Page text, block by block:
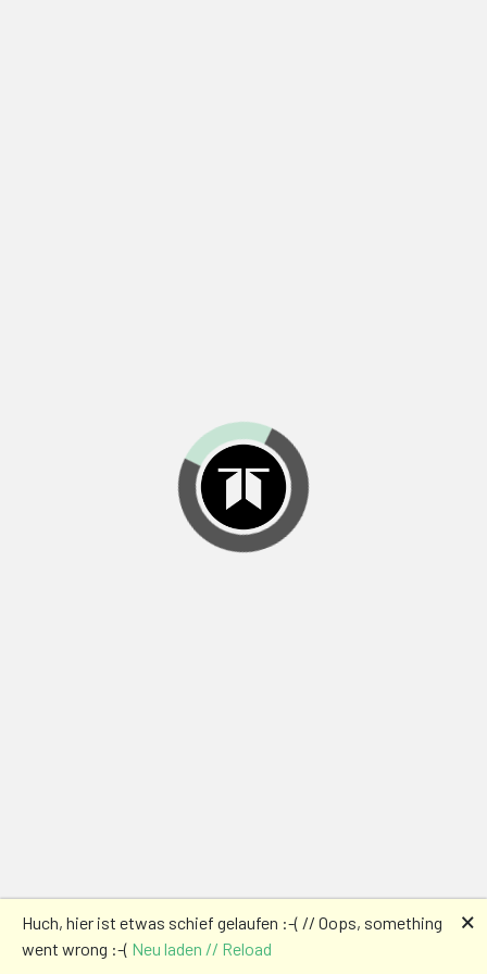
Huch, hier ist etwas schief gelaufen :-( // Oops, something
went wrong :-( Neu laden // Reload
🗙